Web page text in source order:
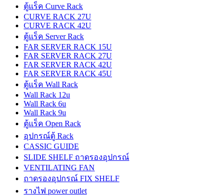
ตู้แร็ค Curve Rack
CURVE RACK 27U
CURVE RACK 42U
ตู้แร็ค Server Rack
FAR SERVER RACK 15U
FAR SERVER RACK 27U
FAR SERVER RACK 42U
FAR SERVER RACK 45U
ตู้แร็ค Wall Rack
Wall Rack 12u
Wall Rack 6u
Wall Rack 9u
ตู้แร็ค Open Rack
อุปกรณ์ตู้ Rack
CASSIC GUIDE
SLIDE SHELF ถาดรองอุปกรณ์
VENTILATING FAN
ถาดรองอุปกรณ์ FIX SHELF
รางไฟ power outlet